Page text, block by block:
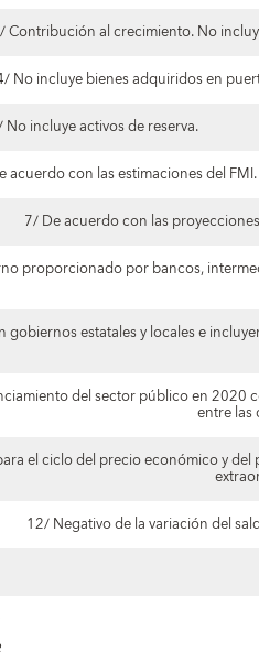
Contribución al crecimiento. No
No incluye bienes adquiridos en
No incluye activos de reserva.
acuerdo con las estimaciones del FMI.
7/ De acuerdo con las
proporcionado por bancos,
gobiernos estatales y locales e
del sector público en 2020
entre las
el ciclo del precio económico y
12/ Negativo de la variación del